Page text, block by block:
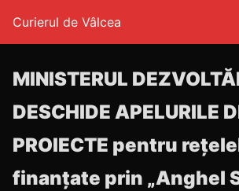
Curierul de Vâlcea
MINISTERUL
DESCHIDE APELURILE
PROIECTE pentru
finanțate prin „Anghel